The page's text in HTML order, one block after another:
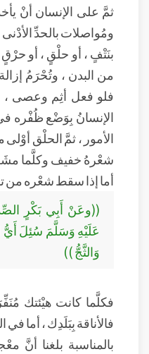
ثمَّ على الإنسان أنْ
ومُواصلات بالحدِّ الأدْنى
بنَتْفٍ ، أو حلْقٍ ، أو
من البدن ، وتُحْرَمُ
فلو فعل أثِم وعصى ،
الإنسانُ بِوَضْع ظُفْره في
الأمور ، ثمَّ الحلْق
شعْرهُ خفيف وكلَّما
أما إذا سقط شعْره من
((وعَنْ أَبِي بَكْرٍ
عَلَيْهِ وَسَلَّمَ سُئِلَ أَيُّ
وَالثَّجُّ ))
فكلَّما كانت هيْئتك
فالأناقة بِبَلَدِك ، أما في
بالمناسبة بلغنا أنَّ